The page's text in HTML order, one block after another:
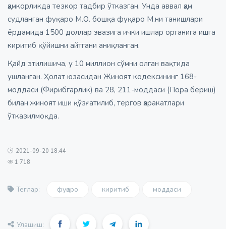
ҳамкорликда тезкор тадбир ўтказган. Унда аввал ҳам
судланган фуқаро М.О. бошқа фуқаро М.ни танишлари
ёрдамида 1500 доллар эвазига ички ишлар органига ишга
киритиб қўйишни айтгани аниқланган.
Қайд этилишича, у 10 миллион сўмни олган вақтида
ушланган. Ҳолат юзасидан Жиноят кодексининг 168-
моддаси (Фирибгарлик) ва 28, 211-моддаси (Пора бериш)
билан жиноят иши қўзғатилиб, тергов ҳаракатлари
ўтказилмоқда.
2021-09-20 18:44
1 718
Теглар: фуқаро киритиб моддаси
Улашиш: